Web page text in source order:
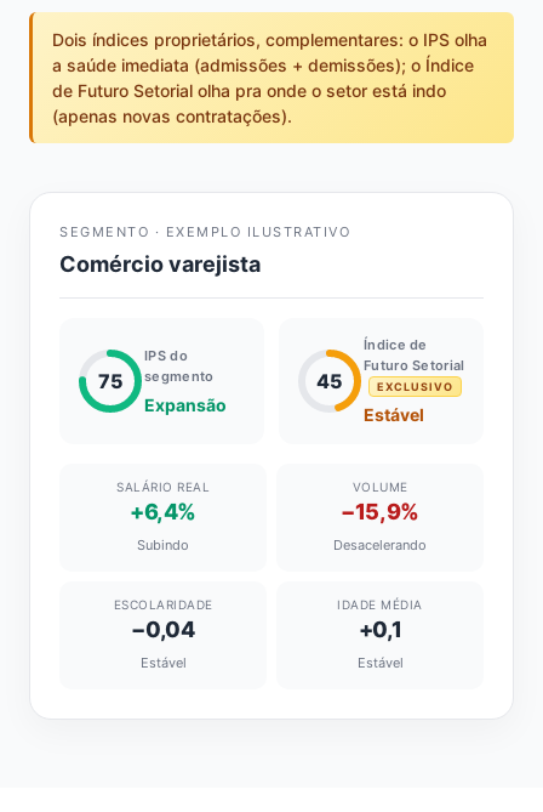
Dois índices proprietários, complementares: o IPS olha
a saúde imediata (admissões + demissões); o Índice
de Futuro Setorial olha pra onde o setor está indo
(apenas novas contratações).
SEGMENTO · EXEMPLO ILUSTRATIVO
Comércio varejista
75
IPS do
segmento
Expansão
45
Índice de
Futuro Setorial
EXCLUSIVO
Estável
SALÁRIO REAL
+6,4%
Subindo
VOLUME
−15,9%
Desacelerando
ESCOLARIDADE
−0,04
Estável
IDADE MÉDIA
+0,1
Estável